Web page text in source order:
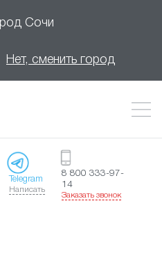
Сочи
Нет, сменить город
Telegram
Написать
8 800 333-97-
14
Заказать звонок